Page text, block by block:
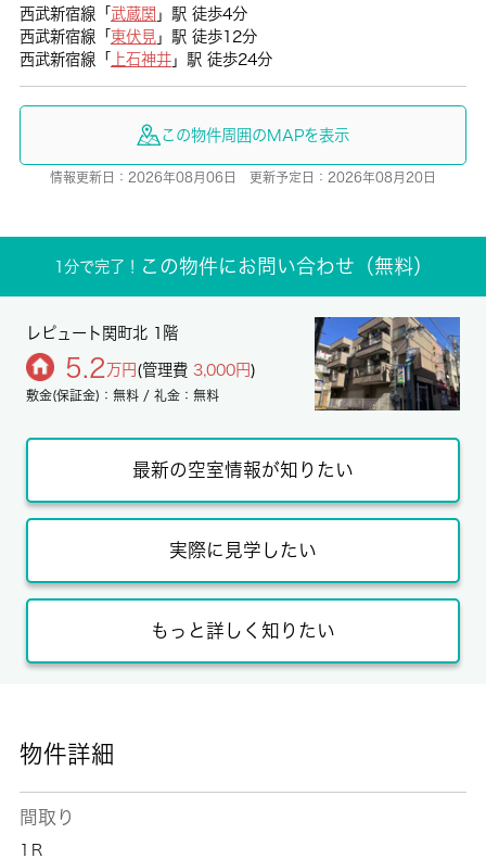
西武新宿線「 武蔵関 」駅 徒歩4分
西武新宿線「 東伏見 」駅 徒歩12分
西武新宿線「
上石神井」駅 徒歩24分
この物件周囲のMAPを表示
情報更新日：2026年08月06日 更新予定日：2026年08月20日
1分で完了！ この物件にお問い合わせ（無料）
レピュート関町北 1階
5.2 万円 (管理費 3,000円)
敷金(保証金)：無料 / 礼金：無料
最新の空室情報が知りたい
実際に見学したい
もっと詳しく知りたい
物件詳細
間取り
1Ｒ